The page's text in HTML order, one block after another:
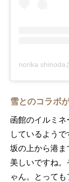
norika shinoda
雪とのコラボ
函館のイルミ
しているよう
坂の上から港
美しいですね
ゃん。とっても